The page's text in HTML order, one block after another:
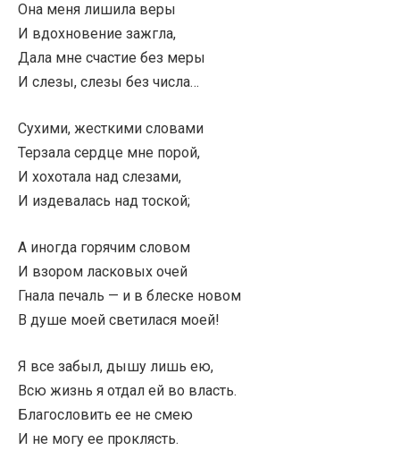
Она меня лишила веры
И вдохновение зажгла,
Дала мне счастие без меры
И слезы, слезы без числа…
Сухими, жесткими словами
Терзала сердце мне порой,
И хохотала над слезами,
И издевалась над тоской;
А иногда горячим словом
И взором ласковых очей
Гнала печаль — и в блеске новом
В душе моей светилася моей!
Я все забыл, дышу лишь ею,
Всю жизнь я отдал ей во власть.
Благословить ее не смею
И не могу ее проклясть.